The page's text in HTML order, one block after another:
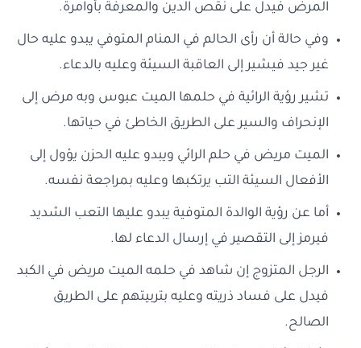
المرض فيدل على نقص الدين والمعرفة بأوامرة.
وفي حالة أن رأى الحالم في المنام المتوفي يبدو عليه حال
غير جيد فيشير إلى العاقبة السيئة وعليه بالدعاء.
تشير رؤية الرائية في حلمها الميت عبوس وبه مرض إلى
الإنحراف والسير على الطريق الخاطئ في حياتها.
الميت مريض في حلم الرائي ويبدو عليه الحزن يؤول إلى
الأفعال السيئة التب يرتكبها وعليه بمراجعة نفسه.
أما عن رؤية الوالدة المتوفية يبدو عليها التعب الشديد
فيرمز إلى التقصير في إرسال الدعاء لها.
الرجل المتزوج إن شاهد في حلمه الميت مريض في الكبد
فيدل على فساد ذريته وعليه بتربيتهم على الطريق
الصالح.